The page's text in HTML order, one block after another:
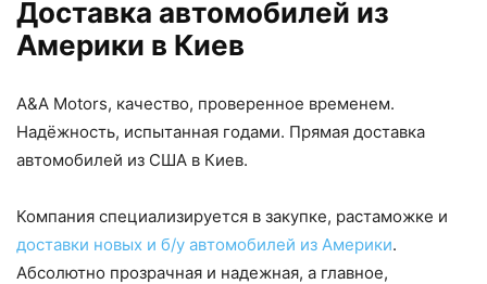
Доставка автомобилей из
Америки в Киев
A&A Motors, качество, проверенное временем.
Надёжность, испытанная годами. Прямая доставка
автомобилей из США в Киев.
Компания специализируется в закупке, растаможке и
доставки новых и б/у автомобилей из Америки.
Абсолютно прозрачная и надежная, а главное,